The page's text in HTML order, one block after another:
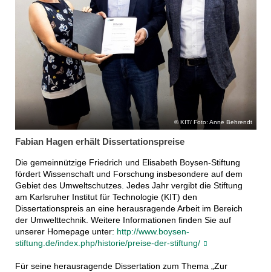
KIT/ Foto: Anne Behrendt
Fabian Hagen erhält Dissertationspreise
Die gemeinnützige Friedrich und Elisabeth Boysen-Stiftung
fördert Wissenschaft und Forschung insbesondere auf dem
Gebiet des Umweltschutzes. Jedes Jahr vergibt die Stiftung
am Karlsruher Institut für Technologie (KIT) den
Dissertationspreis an eine herausragende Arbeit im Bereich
der Umwelttechnik. Weitere Informationen finden Sie auf
unserer Homepage unter: http://www.boysen-
stiftung.de/index.php/historie/preise-der-stiftung/
Für seine herausragende Dissertation zum Thema „Zur